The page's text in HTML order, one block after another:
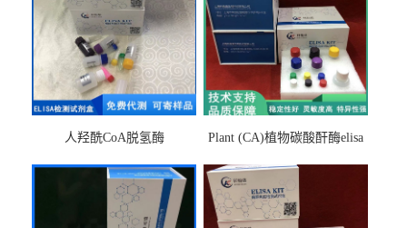
人羟酰CoA脱氢酶
Plant (CA)植物碳酸酐酶elisa